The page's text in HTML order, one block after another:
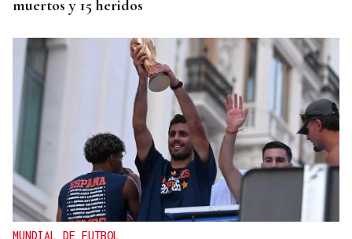
muertos y 15 heridos
MUNDIAL DE FUTBOL